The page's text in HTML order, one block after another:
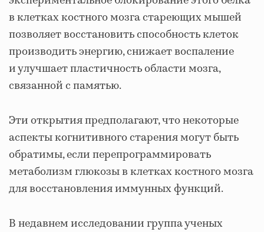
в клетках костного мозга стареющих мышей
позволяет восстановить способность клеток
производить энергию, снижает воспаление
и улучшает пластичность области мозга,
связанной с памятью.
Эти открытия предполагают, что некоторые
аспекты когнитивного старения могут быть
обратимы, если перепрограммировать
метаболизм глюкозы в клетках костного мозга
для восстановления иммунных функций.
В недавнем исследовании группа ученых